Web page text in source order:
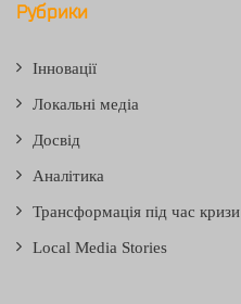
Рубрики
Інновації
Локальні медіа
Досвід
Аналітика
Трансформація під час кризи
Local Media Stories